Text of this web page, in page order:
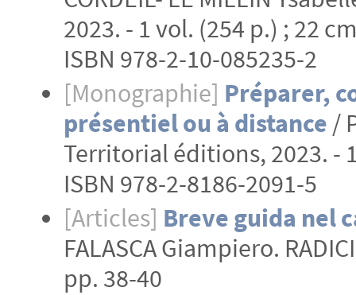
2023. - 1 vol. (254 p.) ; 22
ISBN 978-2-10-085235-2
[Monographie] Préparer,
présentiel ou à distance /
Territorial éditions, 2023. -
ISBN 978-2-8186-2091-5
[Articles] Breve guida nel
FALASCA Giampiero.
pp. 38-40